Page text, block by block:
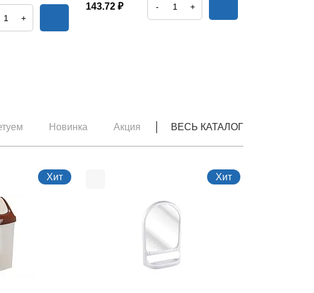
+
143.72 ₽ - +
Новинка Акция ВЕСЬ КАТАЛОГ
Хит Хит